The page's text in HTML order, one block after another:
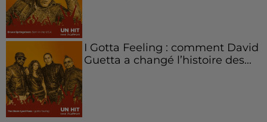
I Gotta Feeling : comment David
Guetta a changé l’histoire des...